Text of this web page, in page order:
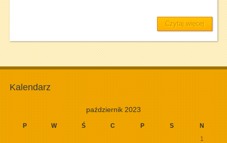
Czytaj więcej
Kalendarz
październik 2023
P W Ś C P S N
1